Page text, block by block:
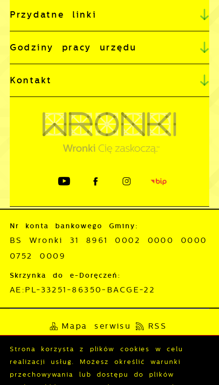
Przydatne linki
Godziny pracy urzędu
Kontakt
Nr konta bankowego Gminy:
BS Wronki 31 8961 0002 0000 0000
0752 0009
Skrzynka do e-Doręczeń:
AE:PL-33251-86350-BACGE-22
Mapa serwisu RSS
Deklaracja dostępności
Polityka prywatności
Strona korzysta z plików cookies w celu
realizacji usług. Możesz określić warunki
przechowywania lub dostępu do plików